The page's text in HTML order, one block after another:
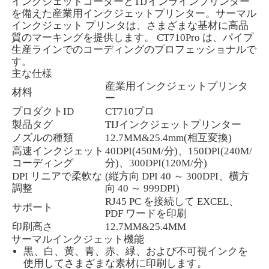
ホーム
製品
企業情報
を備えた産業用インクジェットプリンター。サーマル
インクジェット プリンタは、さまざまな基材に高品
質のマーキングを提供します。 CT710Pro は、パイプ
生産ラインでのコーディングのプロフェッショナルで
す。
主な仕様
材料
産業用インクジェットプリンタ
ー
プロダクトID
CT710プロ
製品タグ
TIJインクジェットプリンター
ノズルの種類
12.7MM&25.4mm(相互変換)
高速インクジェット
コーディング
40DPI(450M/分)、150DPI(240M/
分)、300DPI(120M/分)
DPI リニアで柔軟な
調整
(縦方向 DPI 40 ～ 300DPI、横方
向 40 ～ 999DPI)
サポート
RJ45 PC を接続して EXCEL、
PDF ワードを印刷
印刷高さ
12.7MM&25.4MM
サーマルインクジェット機能
黒、白、黄、青、赤、緑、および不可視インクを
使用してさまざまな素材に印刷します。